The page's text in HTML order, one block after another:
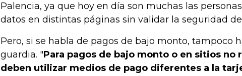
Palencia, ya que hoy en día son muchas las
datos en distintas páginas sin validar la seguridad de
Pero, si se habla de pagos de bajo monto, tampoco
guardia. "Para pagos de bajo monto o en sitios no
deben utilizar medios de pago diferentes a la